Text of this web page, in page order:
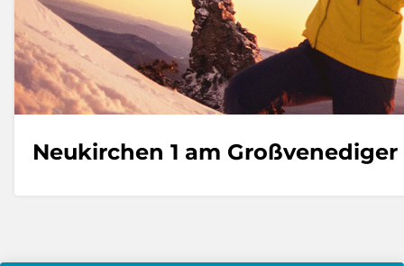
Neukirchen 1 am Großvenediger